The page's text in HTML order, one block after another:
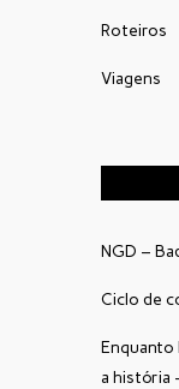
Roteiros
Viagens
NGD –
Ciclo de
Enquanto
a história